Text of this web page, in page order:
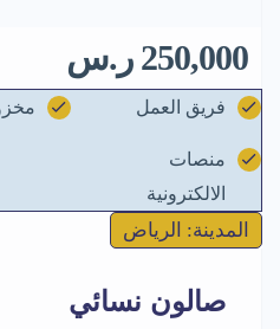
250,000 ر.س
فريق العمل
منصات
الالكترونية
المدينة: الرياض
صالون نسائي